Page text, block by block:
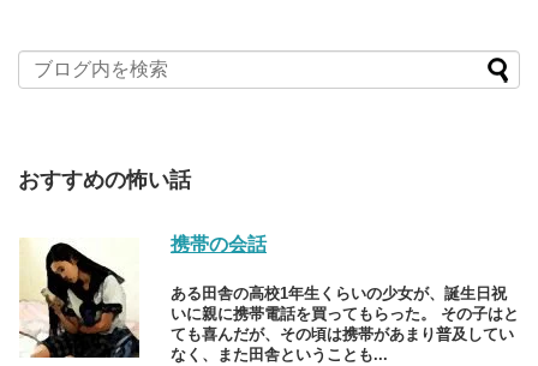
おすすめの怖い話
携帯の会話
ある田舎の高校1年生くらいの少女が、誕生日祝
いに親に携帯電話を買ってもらった。 その子はと
ても喜んだが、その頃は携帯があまり普及してい
なく、また田舎ということも...